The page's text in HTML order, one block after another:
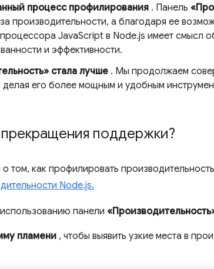
процесс профилирования . Панель
производительности, а благодаря ее
JavaScript в Node.js имеет смысл
и эффективности.
стала лучше . Мы продолжаем
делая его более мощным и удобным
поддержки?
том, как профилировать
Node.js.
панели
пламени , чтобы выявить узкие места в